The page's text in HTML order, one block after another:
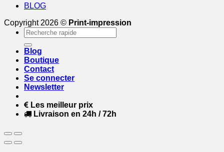
BLOG
Copyright 2026 © Print-impression
Recherche
pour :
Blog
Boutique
Contact
Se connecter
Newsletter
Les meilleur prix
Livraison en 24h / 72h